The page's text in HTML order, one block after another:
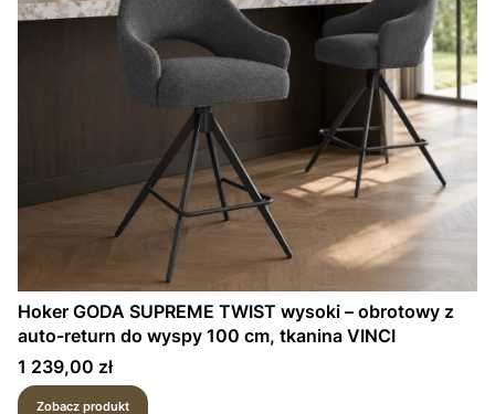
Hoker GODA SUPREME TWIST wysoki – obrotowy z
auto-return do wyspy 100 cm, tkanina VINCI
Cena
1 239,00 zł
Zobacz produkt